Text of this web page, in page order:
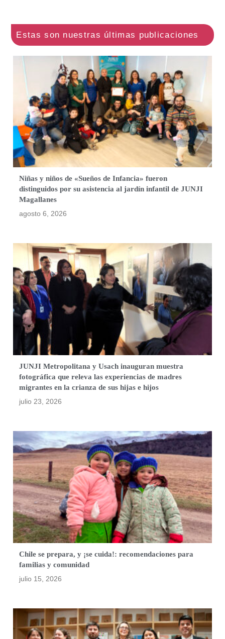
Niñas y niños de «Sueños de Infancia» fueron
distinguidos por su asistencia al jardín infantil de JUNJI
Magallanes
agosto 6, 2026
JUNJI Metropolitana y Usach inauguran muestra
fotográfica que releva las experiencias de madres
migrantes en la crianza de sus hijas e hijos
julio 23, 2026
Chile se prepara, y ¡se cuida!: recomendaciones para
familias y comunidad
julio 15, 2026